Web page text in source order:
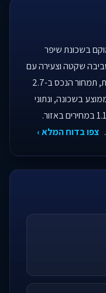
השופט ברנדייס 47 ממוקם בשכונת שיפר
שקטה וצעירה עם
נגישות טובה לשירותים ותחבורה. עם זאת, תמחור הנכס ב-2.7
עסקה ממוצע בשכונה, ונתוני
האתר מצביעים על ירידה שנתית של 1.1% במחירים באזור.
צפו בדוח המלא ›